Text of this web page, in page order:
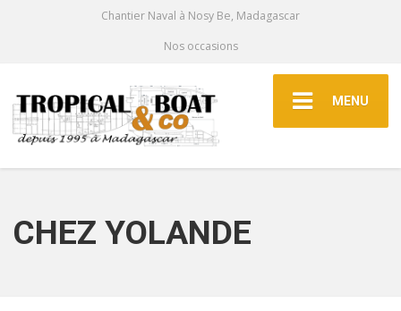
Chantier Naval à Nosy Be, Madagascar
Nos occasions
MENU
CHEZ YOLANDE